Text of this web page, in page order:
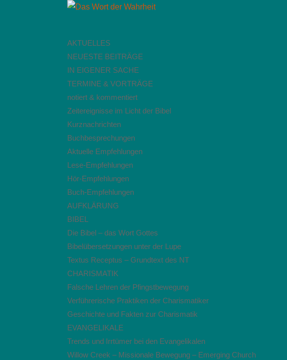
AKTUELLES
NEUESTE BEITRÄGE
IN EIGENER SACHE
TERMINE & VORTRÄGE
notiert & kommentiert
Zeitereignisse im Licht der Bibel
Kurznachrichten
Buchbesprechungen
Aktuelle Empfehlungen
Lese-Empfehlungen
Hör-Empfehlungen
Buch-Empfehlungen
AUFKLÄRUNG
BIBEL
Die Bibel – das Wort Gottes
Bibelübersetzungen unter der Lupe
Textus Receptus – Grundtext des NT
CHARISMATIK
Falsche Lehren der Pfingstbewegung
Verführerische Praktiken der Charismatiker
Geschichte und Fakten zur Charismatik
EVANGELIKALE
Trends und Irrtümer bei den Evangelikalen
Willow Creek – Missionale Bewegung – Emerging Church